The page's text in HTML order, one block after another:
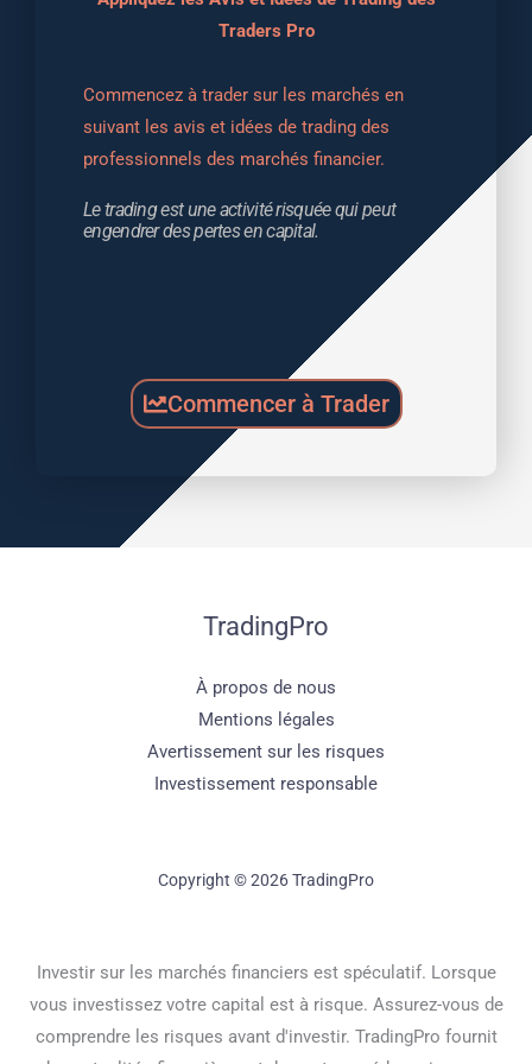
Traders Pro
Commencez à trader sur les marchés en
suivant les avis et idées de trading des
professionnels des marchés financier.
Le trading est une activité risquée qui peut
engendrer des pertes en capital.
Commencer à Trader
TradingPro
À propos de nous
Mentions légales
Avertissement sur les risques
Investissement responsable
Copyright © 2026 TradingPro
Investir sur les marchés financiers est spéculatif. Lorsque
vous investissez votre capital est à risque. Assurez-vous de
comprendre les risques avant d'investir. TradingPro fournit